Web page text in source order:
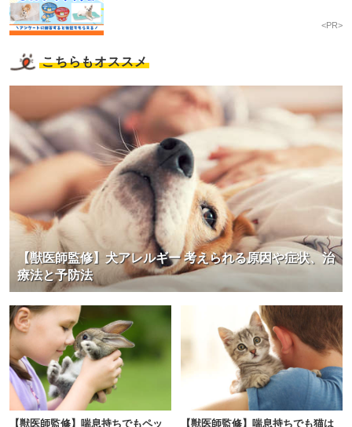
<PR>
こちらもオススメ
【獣医師監修】犬アレルギー 考えられる原因や症状、治
療法と予防法
【獣医師監修】喘息持ちでもペッ 【獣医師監修】喘息持ちでも猫は